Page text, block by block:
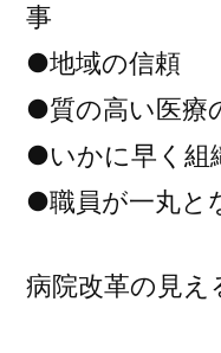
事
●地域の信頼
●質の高い医療
●いかに早く組
●職員が一丸と
病院改革の見